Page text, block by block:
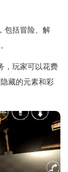
包括冒险、解
，玩家可以花费
藏的元素和彩